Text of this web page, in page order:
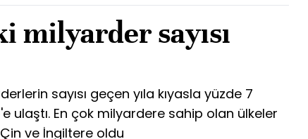
milyarder sayısı
sayısı geçen yıla kıyasla yüzde 7
ulaştı. En çok milyardere sahip olan ülkeler
Çin ve İngiltere oldu